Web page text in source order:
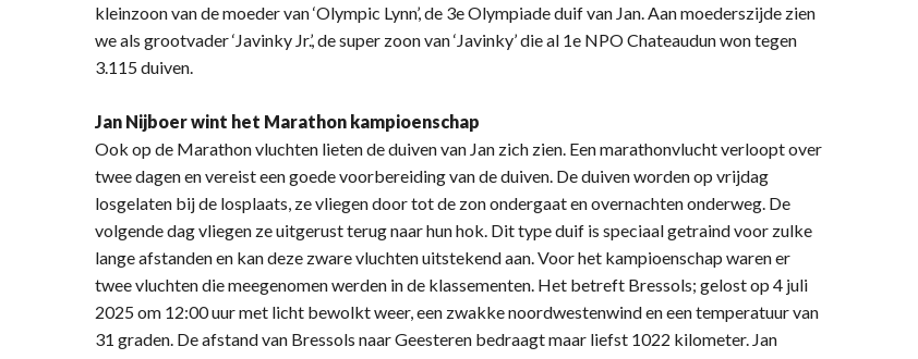
kleinzoon van de moeder van ‘Olympic Lynn’, de 3e Olympiade duif van Jan. Aan moederszijde zien
we als grootvader ‘Javinky Jr.’, de super zoon van ‘Javinky’ die al 1e NPO Chateaudun won tegen
3.115 duiven.
Jan Nijboer wint het Marathon kampioenschap
Ook op de Marathon vluchten lieten de duiven van Jan zich zien. Een marathonvlucht verloopt over
twee dagen en vereist een goede voorbereiding van de duiven. De duiven worden op vrijdag
losgelaten bij de losplaats, ze vliegen door tot de zon ondergaat en overnachten onderweg. De
volgende dag vliegen ze uitgerust terug naar hun hok. Dit type duif is speciaal getraind voor zulke
lange afstanden en kan deze zware vluchten uitstekend aan. Voor het kampioenschap waren er
twee vluchten die meegenomen werden in de klassementen. Het betreft Bressols; gelost op 4 juli
2025 om 12:00 uur met licht bewolkt weer, een zwakke noordwestenwind en een temperatuur van
31 graden. De afstand van Bressols naar Geesteren bedraagt maar liefst 1022 kilometer. Jan